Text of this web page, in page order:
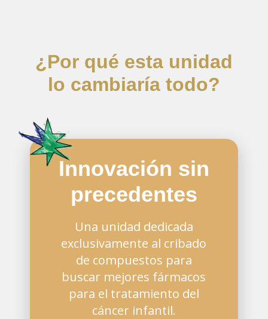
¿Por qué esta unidad
lo cambiaría todo?
Innovación sin
precedentes
Una unidad dedicada
exclusivamente al cribado
de compuestos para
buscar mejores fármacos
para el tratamiento del
cáncer infantil.